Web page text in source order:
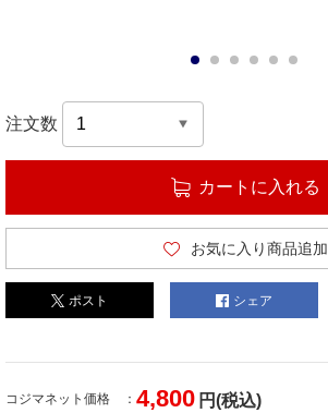
注文数
カートに入れる
お気に入り商品追加
ポスト シェア
コジマネット価格 4,800 円(税込)